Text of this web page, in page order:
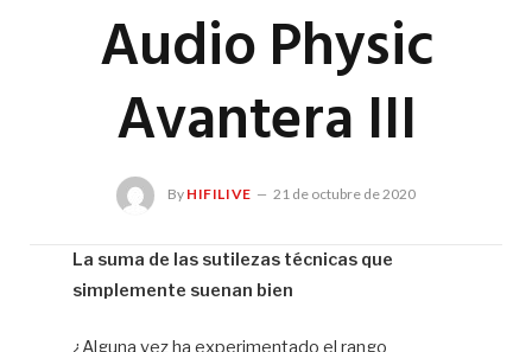
Audio Physic
Avantera III
By HIFILIVE 21 de octubre de 2020
La suma de las sutilezas técnicas que
simplemente suenan bien